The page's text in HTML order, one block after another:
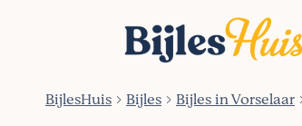
BijlesHuis Bijles Bijles in Vorselaar